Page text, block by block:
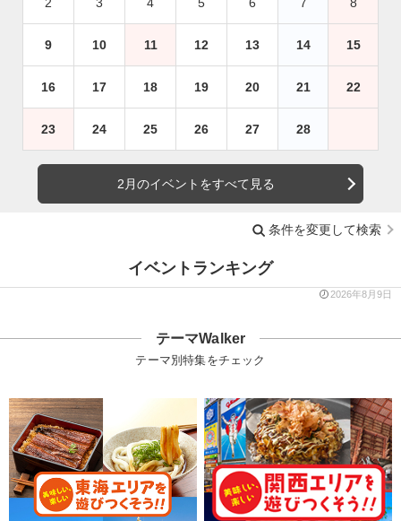
9 10 11 12 13 14 15
16 17 18 19 20 21 22
23 24 25 26 27 28
2月のイベントをすべて見る
条件を変更して検索
イベントランキング
2026年8月9日
テーマWalker
テーマ別特集をチェック